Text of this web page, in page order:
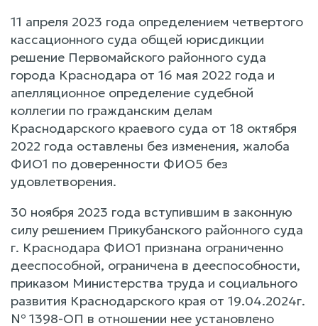
11 апреля 2023 года определением четвертого
кассационного суда общей юрисдикции
решение Первомайского районного суда
города Краснодара от 16 мая 2022 года и
апелляционное определение судебной
коллегии по гражданским делам
Краснодарского краевого суда от 18 октября
2022 года оставлены без изменения, жалоба
ФИО1 по доверенности ФИО5 без
удовлетворения.
30 ноября 2023 года вступившим в законную
силу решением Прикубанского районного суда
г. Краснодара ФИО1 признана ограниченно
дееспособной, ограничена в дееспособности,
приказом Министерства труда и социального
развития Краснодарского края от 19.04.2024г.
№ 1398-ОП в отношении нее установлено